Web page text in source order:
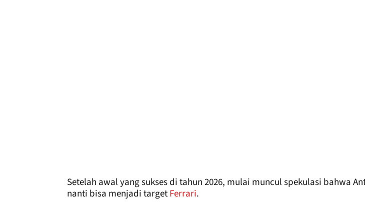
Setelah awal yang sukses di tahun 2026, mulai muncul spekulasi bahwa
nanti bisa menjadi targetFerrari.